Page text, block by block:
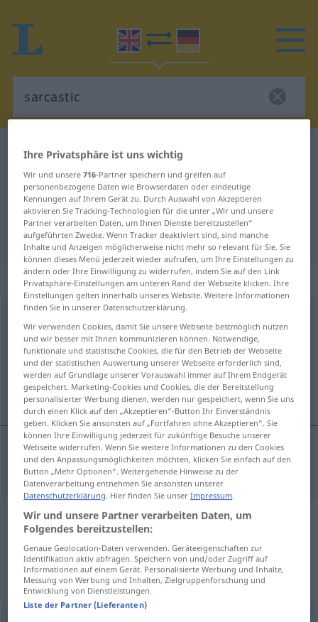
Englisch-Deutsch Wörterbuch
Englisch-Deutsch Übersetzung für
"sarcastic"
"sarcastic" Deutsch Übersetzung
„sarcastic“: adjective
Übersicht aller Übersetzungen
(Für mehr Details die Übersetzung anklicken/antippen)
sarkastisch
sarkastisch sarcastic
Beispielsätze aus externen Quellen
für "sarcastic"
(nicht von der Langenscheidt Redaktion
geprüft)
Ihre Privatsphäre ist uns wichtig
Wir und unsere716-Partner speichern und greifen auf
personenbezogene Daten wie Browserdaten oder eindeutige
Kennungen auf Ihrem Gerät zu. Durch Auswahl von Akzeptieren
aktivieren Sie Tracking-Technologien für die unter „Wir und unsere
Partner verarbeiten Daten, um Ihnen Dienste bereitzustellen“
aufgeführten Zwecke. Wenn Tracker deaktiviert sind, sind manche
Inhalte und Anzeigen möglicherweise nicht mehr so relevant für Sie. Sie
können dieses Menü jederzeit wieder aufrufen, um Ihre Einstellungen zu
ändern oder Ihre Einwilligung zu widerrufen, indem Sie auf den Link
Privatsphäre-Einstellungen am unteren Rand der Webseite klicken. Ihre
Einstellungen gelten innerhalb unseres Website. Weitere Informationen
finden Sie in unserer Datenschutzerklärung.
Wir verwenden Cookies, damit Sie unsere Webseite bestmöglich nutzen
und wir besser mit Ihnen kommunizieren können. Notwendige,
funktionale und statistische Cookies, die für den Betrieb der Webseite
und der statistischen Auswertung unserer Webseite erforderlich sind,
werden auf Grundlage unserer Vorauswahl immer auf Ihrem Endgerät
gespeichert. Marketing-Cookies und Cookies, die der Bereitstellung
personalisierter Werbung dienen, werden nur gespeichert, wenn Sie uns
durch einen Klick auf den „Akzeptieren“-Button Ihr Einverständnis
geben. Klicken Sie ansonsten auf „Fortfahren ohne Akzeptieren“. Sie
können Ihre Einwilligung jederzeit für zukünftige Besuche unserer
Webseite widerrufen. Wenn Sie weitere Informationen zu den Cookies
und den Anpassungsmöglichkeiten möchten, klicken Sie einfach auf den
Button „Mehr Optionen“. Weitergehende Hinweise zu der
Datenverarbeitung entnehmen Sie ansonsten unserer
Datenschutzerklärung. Hier finden Sie unserImpressum.
Wir und unsere Partner verarbeiten Daten, um
Folgendes bereitzustellen:
Genaue Geolocation-Daten verwenden. Geräteeigenschaften zur
Identifikation aktiv abfragen. Speichern von und/oder Zugriff auf
Informationen auf einem Gerät. Personalisierte Werbung und Inhalte,
Messung von Werbung und Inhalten, Zielgruppenforschung und
Entwicklung von Dienstleistungen.
Liste der Partner (Lieferanten)